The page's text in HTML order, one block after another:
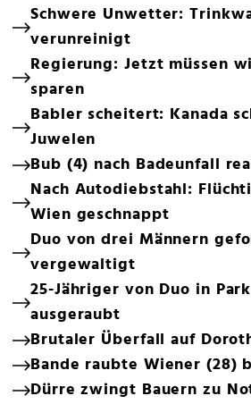
Schwere Unwetter:
verunreinigt
Regierung: Jetzt müssen
sparen
Babler scheitert: Kanada
Juwelen
Bub (4) nach Badeunfall
Nach Autodiebstahl:
Wien geschnappt
Duo von drei Männern
vergewaltigt
25-Jähriger von Duo in
ausgeraubt
Brutaler Überfall auf
Bande raubte Wiener (28)
Dürre zwingt Bauern zu